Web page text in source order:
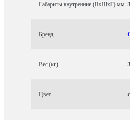
Габариты внутренние (ВхШхГ) мм
Бренд
Вес (кг)
Цвет